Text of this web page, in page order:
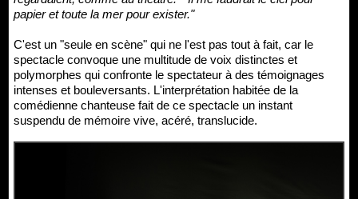
papier et toute la mer pour exister."
C'est un "seule en scène" qui ne l'est pas tout à fait, car le
spectacle convoque une multitude de voix distinctes et
polymorphes qui confronte le spectateur à des témoignages
intenses et bouleversants. L'interprétation habitée de la
comédienne chanteuse fait de ce spectacle un instant
suspendu de mémoire vive, acéré, translucide.